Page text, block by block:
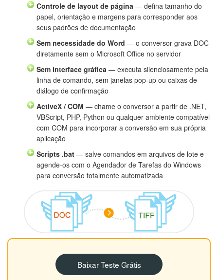
Controle de layout de página — defina tamanho do
papel, orientação e margens para corresponder aos
seus padrões de documentação
Sem necessidade do Word — o conversor grava DOC
diretamente sem o Microsoft Office no servidor
Sem interface gráfica — executa silenciosamente pela
linha de comando, sem janelas pop-up ou caixas de
diálogo de confirmação
ActiveX / COM — chame o conversor a partir de .NET,
VBScript, PHP, Python ou qualquer ambiente compatível
com COM para incorporar a conversão em sua própria
aplicação
Scripts .bat — salve comandos em arquivos de lote e
agende-os com o Agendador de Tarefas do Windows
para conversão totalmente automatizada
Baixar Teste Grátis